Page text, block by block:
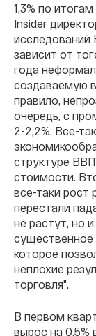
1,3% по
Insider
зависит от
года
создаваемую
правило,
очередь, с
2-2,2%. Все-
структуре
стоимости.
все-таки рост
перестали
не растут, но
существенное
которое
неплохие
торговля".
В первом
вырос на 0,5%